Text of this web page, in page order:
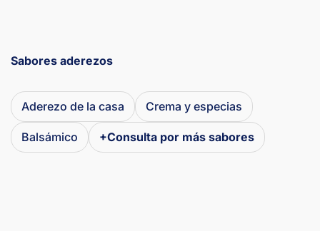
Sabores aderezos
Aderezo de la casa Crema y especias
Balsámico +Consulta por más sabores